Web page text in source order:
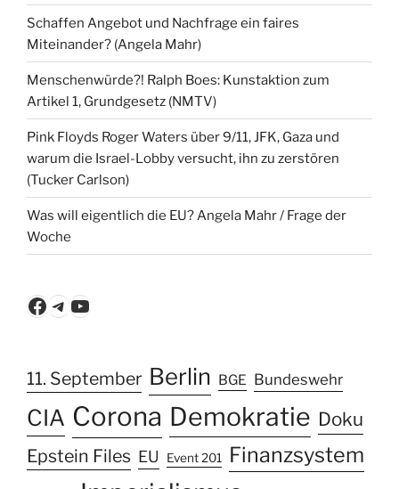
Schaffen Angebot und Nachfrage ein faires
Miteinander? (Angela Mahr)
Menschenwürde?! Ralph Boes: Kunstaktion zum
Artikel 1, Grundgesetz (NMTV)
Pink Floyds Roger Waters über 9/11, JFK, Gaza und
warum die Israel-Lobby versucht, ihn zu zerstören
(Tucker Carlson)
Was will eigentlich die EU? Angela Mahr / Frage der
Woche
Facebook
Telegram
YouTube
11. September Berlin BGE Bundeswehr
CIA Corona Demokratie Doku
Epstein Files EU Event 201 Finanzsystem